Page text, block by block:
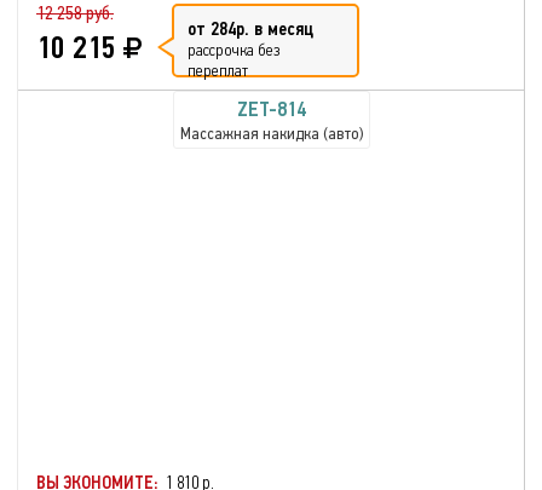
12 258 руб.
10 215 от 284р. в месяц
рассрочка без
переплат
ZET-814
Массажная накидка (авто)
ВЫ ЭКОНОМИТЕ: 1 810 р.